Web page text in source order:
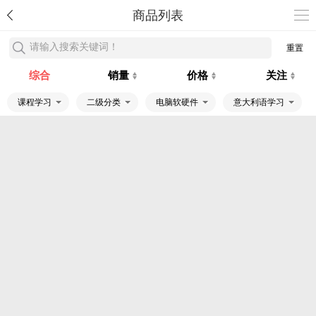
商品列表
请输入搜索关键词！ 重置
综合 销量 价格 关注
课程学习 二级分类 电脑软硬件 意大利语学习